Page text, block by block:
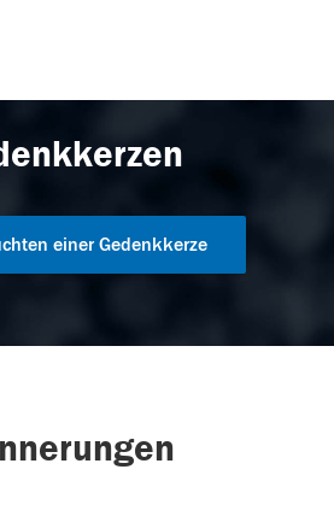
einer Gedenkkerze